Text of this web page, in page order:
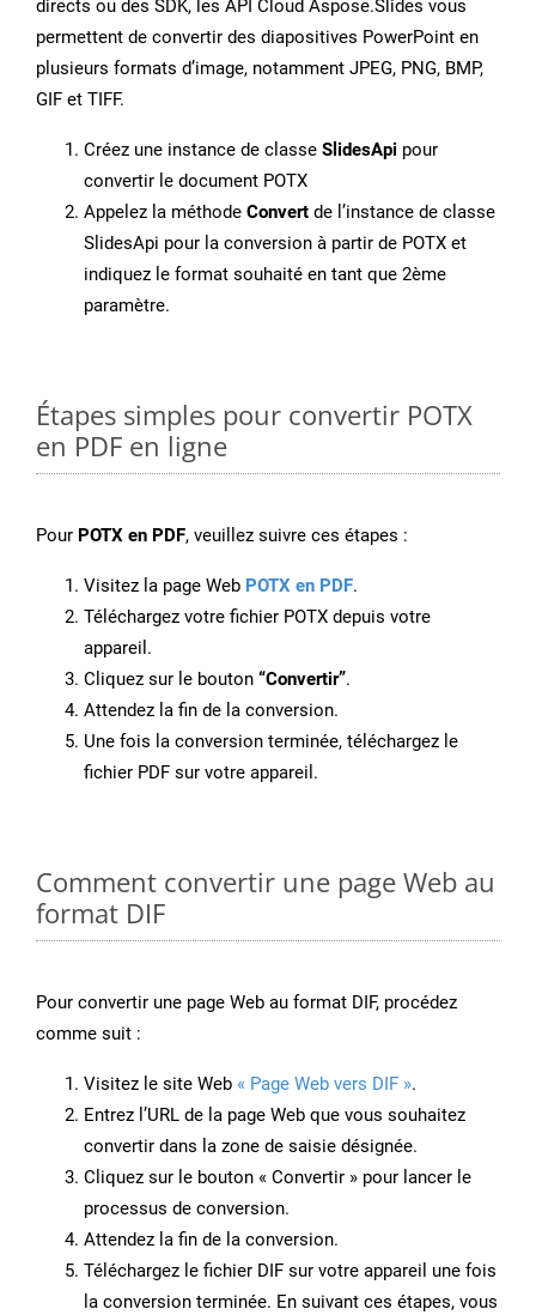
directs ou des SDK, les API Cloud Aspose.Slides vous
permettent de convertir des diapositives PowerPoint en
plusieurs formats d’image, notamment JPEG, PNG, BMP,
GIF et TIFF.
Créez une instance de classe SlidesApi pour
convertir le document POTX
Appelez la méthode Convert de l’instance de classe
SlidesApi pour la conversion à partir de POTX et
indiquez le format souhaité en tant que 2ème
paramètre.
Étapes simples pour convertir POTX
en PDF en ligne
Pour POTX en PDF, veuillez suivre ces étapes :
Visitez la page Web POTX en PDF.
Téléchargez votre fichier POTX depuis votre
appareil.
Cliquez sur le bouton “Convertir”.
Attendez la fin de la conversion.
Une fois la conversion terminée, téléchargez le
fichier PDF sur votre appareil.
Comment convertir une page Web au
format DIF
Pour convertir une page Web au format DIF, procédez
comme suit :
Visitez le site Web « Page Web vers DIF ».
Entrez l’URL de la page Web que vous souhaitez
convertir dans la zone de saisie désignée.
Cliquez sur le bouton « Convertir » pour lancer le
processus de conversion.
Attendez la fin de la conversion.
Téléchargez le fichier DIF sur votre appareil une fois
la conversion terminée. En suivant ces étapes, vous